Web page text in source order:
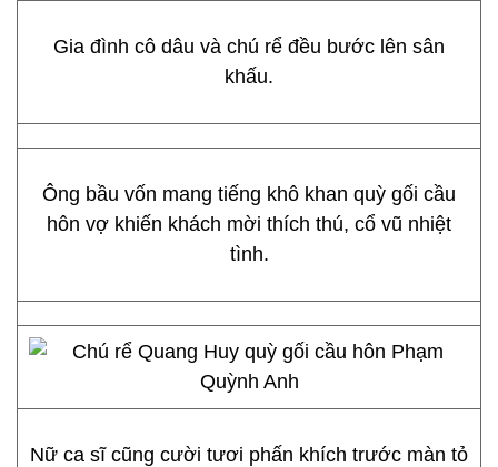
Gia đình cô dâu và chú rể đều bước lên sân
khấu.
Ông bầu vốn mang tiếng khô khan quỳ gối cầu
hôn vợ khiến khách mời thích thú, cổ vũ nhiệt
tình.
Nữ ca sĩ cũng cười tươi phấn khích trước màn tỏ